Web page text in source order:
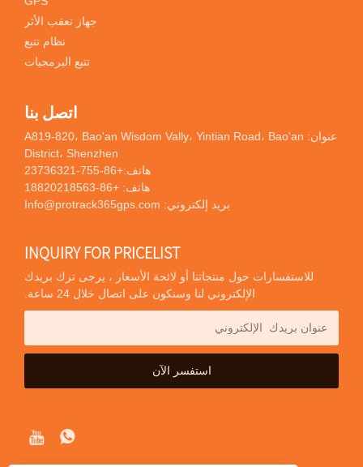
جهاز تعقب الأثر
نظام تتبع
تتبع البرمجيات
اتصل بنا
عنوان: A819-820، Bao'an Wisdom Vally، Yintian Road، Bao'an
District، Shenzhen
هاتف:+86-755-23736321
هاتف: +86-18820218563
بريد إلكتروني: Info@protrack365gps.com
INQUIRY FOR PRICELIST
للاستفسارات حول منتجاتنا أو لائحة الأسعار ، يرجى ترك بريدك
الإلكتروني لنا وسنكون على اتصال خلال 24 ساعة.